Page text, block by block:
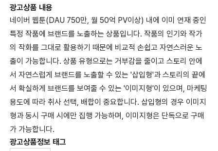
광고상품 내용
네이버 웹툰(DAU 750만, 월 50억 PV이상) 내에 이미 연재 중인
특정 작품에 브랜드를 노출하는 상품입니다. 작품의 인기와 작가
의 작화를 그대로 활용하기 때문에 비교적 손쉽고 자연스러운 노
출이 가능합니다. 상품 유형으로는 거부감을 줄이고 스토리 안에
서 자연스럽게 브랜드를 노출할 수 있는 '삽입형'과 스토리의 끝에
서 확실하게 브랜드를 보여줄 수 있는 '이미지형'이 있으며, 마케팅
용도에 따라 취사 선택, 배합이 중요합니다. 삽입형의 경우 이미지
형과 동시 구매 시에만 집행 가능하며, 이미지형은 단독으로 구매
가 가능합니다.
광고상품정보 태그